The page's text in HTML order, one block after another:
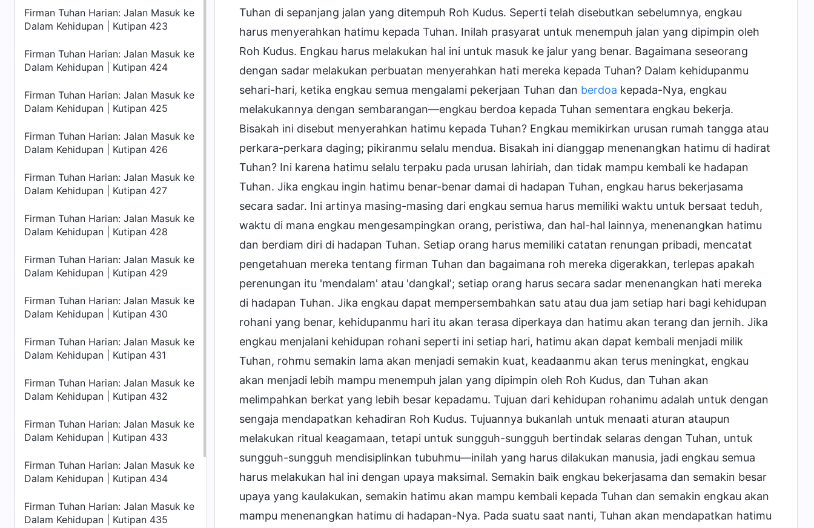
Firman Tuhan Harian: Jalan Masuk ke
Dalam Kehidupan | Kutipan 423
Firman Tuhan Harian: Jalan Masuk ke
Dalam Kehidupan | Kutipan 424
Firman Tuhan Harian: Jalan Masuk ke
Dalam Kehidupan | Kutipan 425
Firman Tuhan Harian: Jalan Masuk ke
Dalam Kehidupan | Kutipan 426
Firman Tuhan Harian: Jalan Masuk ke
Dalam Kehidupan | Kutipan 427
Firman Tuhan Harian: Jalan Masuk ke
Dalam Kehidupan | Kutipan 428
Firman Tuhan Harian: Jalan Masuk ke
Dalam Kehidupan | Kutipan 429
Firman Tuhan Harian: Jalan Masuk ke
Dalam Kehidupan | Kutipan 430
Firman Tuhan Harian: Jalan Masuk ke
Dalam Kehidupan | Kutipan 431
Firman Tuhan Harian: Jalan Masuk ke
Dalam Kehidupan | Kutipan 432
Firman Tuhan Harian: Jalan Masuk ke
Dalam Kehidupan | Kutipan 433
Firman Tuhan Harian: Jalan Masuk ke
Dalam Kehidupan | Kutipan 434
Firman Tuhan Harian: Jalan Masuk ke
Dalam Kehidupan | Kutipan 435
Tuhan di sepanjang jalan yang ditempuh Roh Kudus. Seperti telah disebutkan sebelumnya, engkau
harus menyerahkan hatimu kepada Tuhan. Inilah prasyarat untuk menempuh jalan yang dipimpin oleh
Roh Kudus. Engkau harus melakukan hal ini untuk masuk ke jalur yang benar. Bagaimana seseorang
dengan sadar melakukan perbuatan menyerahkan hati mereka kepada Tuhan? Dalam kehidupanmu
sehari-hari, ketika engkau semua mengalami pekerjaan Tuhan dan berdoa kepada-Nya, engkau
melakukannya dengan sembarangan—engkau berdoa kepada Tuhan sementara engkau bekerja.
Bisakah ini disebut menyerahkan hatimu kepada Tuhan? Engkau memikirkan urusan rumah tangga atau
perkara-perkara daging; pikiranmu selalu mendua. Bisakah ini dianggap menenangkan hatimu di hadirat
Tuhan? Ini karena hatimu selalu terpaku pada urusan lahiriah, dan tidak mampu kembali ke hadapan
Tuhan. Jika engkau ingin hatimu benar-benar damai di hadapan Tuhan, engkau harus bekerjasama
secara sadar. Ini artinya masing-masing dari engkau semua harus memiliki waktu untuk bersaat teduh,
waktu di mana engkau mengesampingkan orang, peristiwa, dan hal-hal lainnya, menenangkan hatimu
dan berdiam diri di hadapan Tuhan. Setiap orang harus memiliki catatan renungan pribadi, mencatat
pengetahuan mereka tentang firman Tuhan dan bagaimana roh mereka digerakkan, terlepas apakah
perenungan itu 'mendalam' atau 'dangkal'; setiap orang harus secara sadar menenangkan hati mereka
di hadapan Tuhan. Jika engkau dapat mempersembahkan satu atau dua jam setiap hari bagi kehidupan
rohani yang benar, kehidupanmu hari itu akan terasa diperkaya dan hatimu akan terang dan jernih. Jika
engkau menjalani kehidupan rohani seperti ini setiap hari, hatimu akan dapat kembali menjadi milik
Tuhan, rohmu semakin lama akan menjadi semakin kuat, keadaanmu akan terus meningkat, engkau
akan menjadi lebih mampu menempuh jalan yang dipimpin oleh Roh Kudus, dan Tuhan akan
melimpahkan berkat yang lebih besar kepadamu. Tujuan dari kehidupan rohanimu adalah untuk dengan
sengaja mendapatkan kehadiran Roh Kudus. Tujuannya bukanlah untuk menaati aturan ataupun
melakukan ritual keagamaan, tetapi untuk sungguh-sungguh bertindak selaras dengan Tuhan, untuk
sungguh-sungguh mendisiplinkan tubuhmu—inilah yang harus dilakukan manusia, jadi engkau semua
harus melakukan hal ini dengan upaya maksimal. Semakin baik engkau bekerjasama dan semakin besar
upaya yang kaulakukan, semakin hatimu akan mampu kembali kepada Tuhan dan semakin engkau akan
mampu menenangkan hatimu di hadapan-Nya. Pada suatu saat nanti, Tuhan akan mendapatkan hatimu